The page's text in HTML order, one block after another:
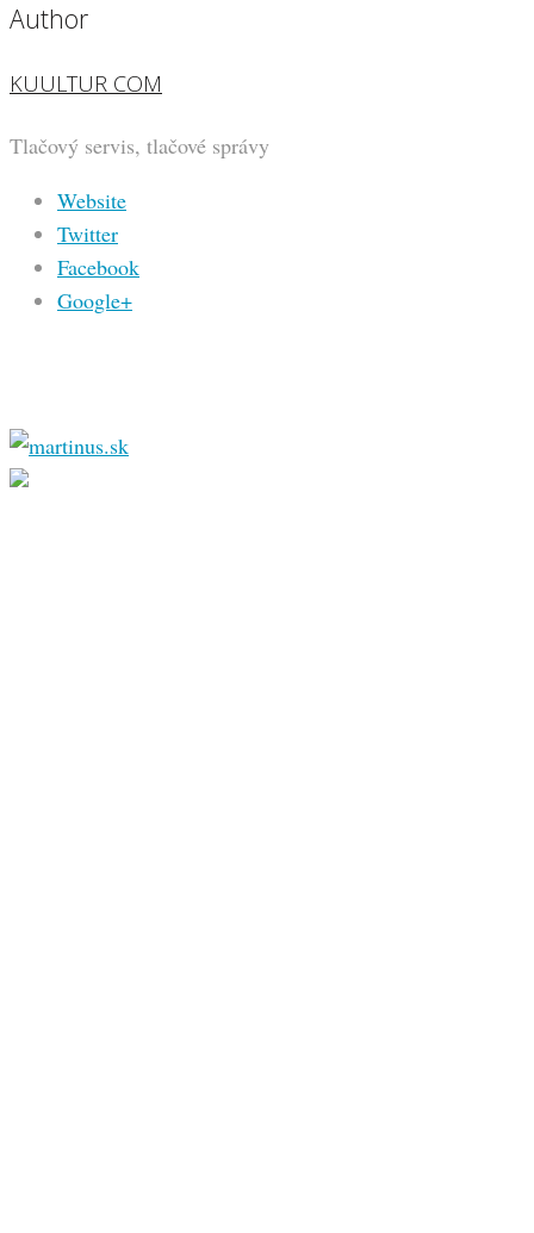
Author
KUULTUR COM
Tlačový servis, tlačové správy
Website
Twitter
Facebook
Google+